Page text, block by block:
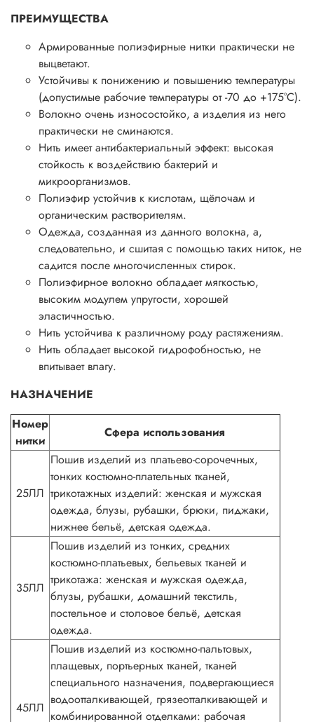
ПРЕИМУЩЕСТВА
Армированные полиэфирные нитки практически не
выцветают.
Устойчивы к понижению и повышению температуры
(допустимые рабочие температуры от -70 до +175°С).
Волокно очень износостойко, а изделия из него
практически не сминаются.
Нить имеет антибактериальный эффект: высокая
стойкость к воздействию бактерий и
микроорганизмов.
Полиэфир устойчив к кислотам, щёлочам и
органическим растворителям.
Одежда, созданная из данного волокна, а,
следовательно, и сшитая с помощью таких ниток, не
садится после многочисленных стирок.
Полиэфирное волокно обладает мягкостью,
высоким модулем упругости, хорошей
эластичностью.
Нить устойчива к различному роду растяжениям.
Нить обладает высокой гидрофобностью, не
впитывает влагу.
НАЗНАЧЕНИЕ
Номер
нитки
Сфера использования
25ЛЛ
Пошив изделий из платьево-сорочечных,
тонких костюмно-плательных тканей,
трикотажных изделий: женская и мужская
одежда, блузы, рубашки, брюки, пиджаки,
нижнее бельё, детская одежда.
35ЛЛ
Пошив изделий из тонких, средних
костюмно-платьевых, бельевых тканей и
трикотажа: женская и мужская одежда,
блузы, рубашки, домашний текстиль,
постельное и столовое бельё, детская
одежда.
45ЛЛ
Пошив изделий из костюмно-пальтовых,
плащевых, портьерных тканей, тканей
специального назначения, подвергающиеся
водоотталкивающей, грязеотталкивающей и
комбинированной отделками: рабочая